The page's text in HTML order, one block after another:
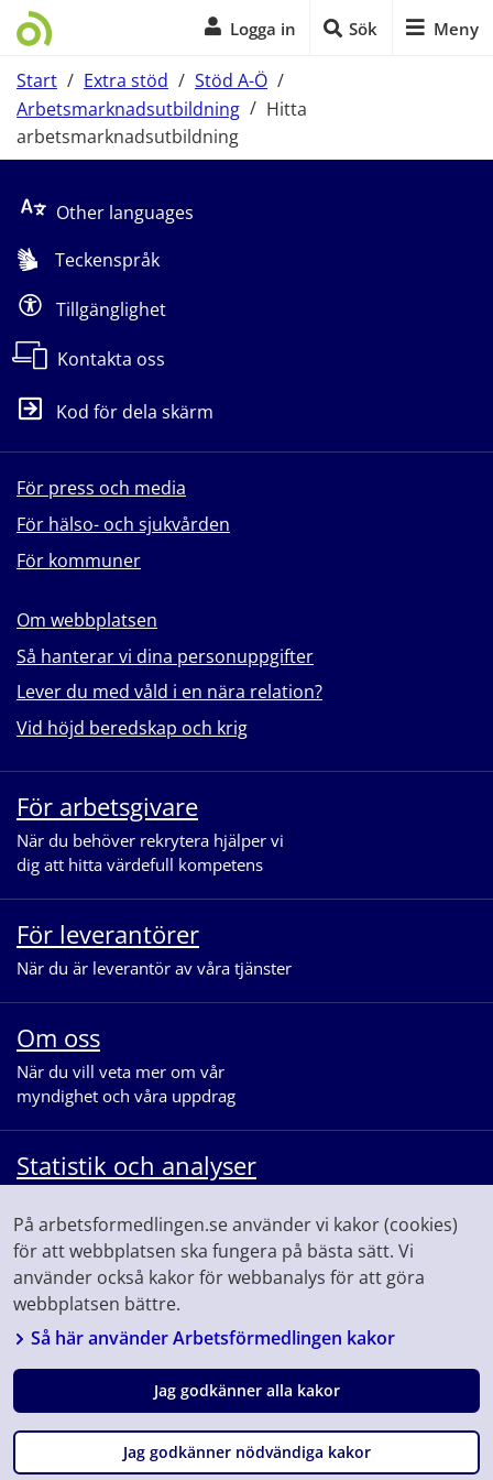
På arbetsformedlingen.se använder vi kakor (cookies)
för att webbplatsen ska fungera på bästa sätt. Vi
använder också kakor för webbanalys för att göra
webbplatsen bättre.
Så här använder Arbetsförmedlingen kakor
Jag godkänner alla kakor
Jag godkänner nödvändiga kakor
Logga in Sök Meny
Start / Extra stöd / Stöd A-Ö /
Arbetsmarknadsutbildning / Hitta
arbetsmarknadsutbildning
Other languages
Teckenspråk
Tillgänglighet
Kontakta oss
Kod för dela skärm
För press och media
För hälso- och sjukvården
För kommuner
Om webbplatsen
Så hanterar vi dina personuppgifter
Lever du med våld i en nära relation?
Vid höjd beredskap och krig
För arbetsgivare
När du behöver rekrytera hjälper vi
dig att hitta värdefull kompetens
För leverantörer
När du är leverantör av våra tjänster
Om oss
När du vill veta mer om vår
myndighet och våra uppdrag
Statistik och analyser
våra analyser för arbetsmarknaden
Följ oss på Facebook Linkedin Youtube Instagram